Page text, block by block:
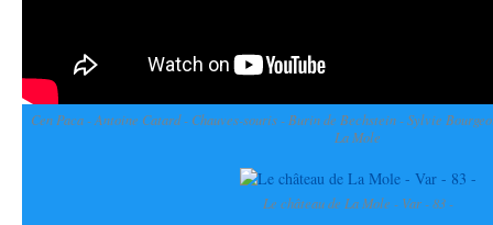
Cen Paca - Antoine Catard - Chauves-souris - Burin de Bechstein - Sylvie
La Mole
Le château de La Mole - Var - 83 -